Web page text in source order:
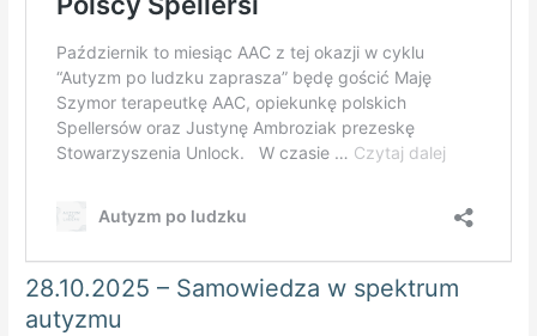
28.10.2025 – Samowiedza w spektrum
autyzmu